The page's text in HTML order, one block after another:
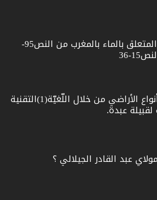
القانون المتعلق بالماء بالمغرب من النص95-
التربة وأنواع الأراضي من خلال اللّغيّة(1)التقنية
لقبيلة عبدة.
عبد القادر الجيلالي ؟